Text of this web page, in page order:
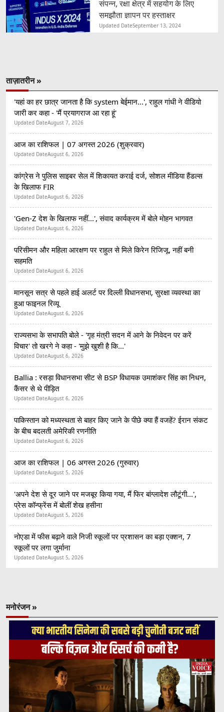
संपन्न, रक्षा क्षेत्र में सहयोग के लिए
समझौता ज्ञापन पर हस्ताक्षर
Updated DateSeptember 13, 2024
ताज़ातरीन »
'यहां का हर छात्र जानता है कि system बेईमान...', राहुल गांधी ने वीडियो
जारी कर कहा - 'मैं प्रयागराज आ रहा हूं'
Updated DateAugust 7, 2026
आज का राशिफल | 07 अगस्त 2026 (शुक्रवार)
Updated DateAugust 6, 2026
कांग्रेस ने पुलिस साइबर सेल में शिकायत कराई दर्ज, सोशल मीडिया हैंडल्स
के खिलाफ FIR
Updated DateAugust 6, 2026
'Gen-Z देश के खिलाफ नहीं...', संवाद कार्यक्रम में बोले मोहन भागवत
Updated DateAugust 6, 2026
परिसीमन और महिला आरक्षण पर राहुल से मिले किरेन रिजिजू, नहीं बनी
सहमति
Updated DateAugust 6, 2026
मानसून सत्र से पहले हाई अलर्ट पर दिल्ली विधानसभा, सुरक्षा व्यवस्था का
हुआ फाइनल रिव्यू
Updated DateAugust 6, 2026
राज्यसभा के सभापति बोले - 'गृह मंत्री सदन में आने के निवेदन पर करें
विचार' तो खरगे ने कहा - 'मुझे खुशी है कि...'
Updated DateAugust 6, 2026
Ballia : रसड़ा विधानसभा सीट से BSP विधायक उमाशंकर सिंह का निधन,
कैंसर से थे पीड़ित
Updated DateAugust 6, 2026
पाकिस्तान को मध्यस्थता से बाहर किए जाने के पीछे क्या हैं वजहें? ईरान संकट
के बीच बदलती अमेरिकी रणनीति
Updated DateAugust 6, 2026
आज का राशिफल | 06 अगस्त 2026 (गुरुवार)
Updated DateAugust 5, 2026
'अपने देश से दूर जाने पर मजबूर किया गया, मैं फिर बांग्लादेश लौटूंगी...',
प्रेस कॉन्फ्रेंस में बोलीं शेख हसीना
Updated DateAugust 5, 2026
नोएडा में फीस बढ़ाने वाले निजी स्कूलों पर प्रशासन का बड़ा एक्शन, 7
स्कूलों पर लगा जुर्माना
Updated DateAugust 5, 2026
मनोरंजन »